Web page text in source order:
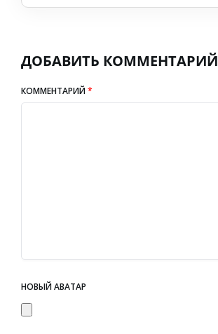
ДОБАВИТЬ КОММЕНТАРИЙ
КОММЕНТАРИЙ*
НОВЫЙ АВАТАР